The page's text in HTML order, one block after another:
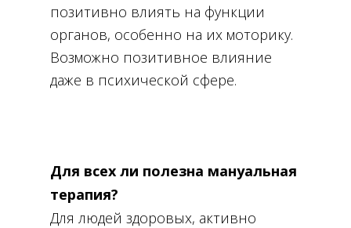
позитивно влиять на функции
органов, особенно на их моторику.
Возможно позитивное влияние
даже в психической сфере.
Для всех ли полезна мануальная
терапия?
Для людей здоровых, активно